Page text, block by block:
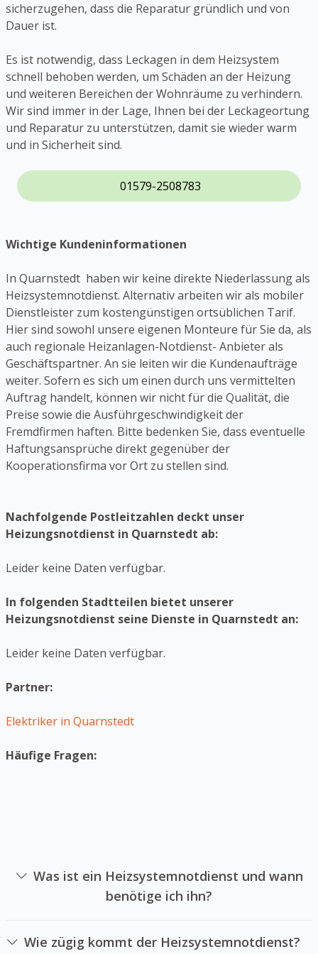
sicherzugehen, dass die Reparatur gründlich und von
Dauer ist.
Es ist notwendig, dass Leckagen in dem Heizsystem
schnell behoben werden, um Schäden an der Heizung
und weiteren Bereichen der Wohnräume zu verhindern.
Wir sind immer in der Lage, Ihnen bei der Leckageortung
und Reparatur zu unterstützen, damit sie wieder warm
und in Sicherheit sind.
01579-2508783
Wichtige Kundeninformationen
In Quarnstedt haben wir keine direkte Niederlassung als
Heizsystemnotdienst. Alternativ arbeiten wir als mobiler
Dienstleister zum kostengünstigen ortsüblichen Tarif.
Hier sind sowohl unsere eigenen Monteure für Sie da, als
auch regionale Heizanlagen-Notdienst- Anbieter als
Geschäftspartner. An sie leiten wir die Kundenaufträge
weiter. Sofern es sich um einen durch uns vermittelten
Auftrag handelt, können wir nicht für die Qualität, die
Preise sowie die Ausführgeschwindigkeit der
Fremdfirmen haften. Bitte bedenken Sie, dass eventuelle
Haftungsansprüche direkt gegenüber der
Kooperationsfirma vor Ort zu stellen sind.
Nachfolgende Postleitzahlen deckt unser
Heizungsnotdienst in Quarnstedt ab:
Leider keine Daten verfügbar.
In folgenden Stadtteilen bietet unserer
Heizungsnotdienst seine Dienste in Quarnstedt an:
Leider keine Daten verfügbar.
Partner:
Elektriker in Quarnstedt
Häufige Fragen:
Was ist ein Heizsystemnotdienst und wann
benötige ich ihn?
Instandsetzung von Heizsystemen in Notsituationen
Wie zügig kommt der Heizsystemnotdienst?